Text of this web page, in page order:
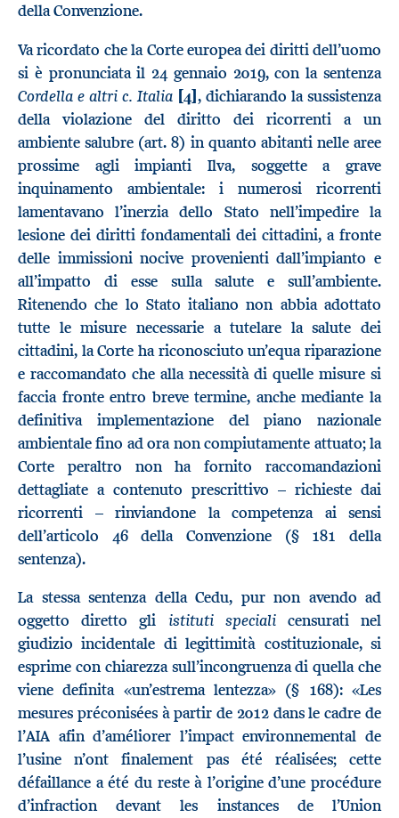
della Convenzione.
Va ricordato che la Corte europea dei diritti dell’uomo
si è pronunciata il 24 gennaio 2019, con la sentenza
Cordella e altri c. Italia [4], dichiarando la sussistenza
della violazione del diritto dei ricorrenti a un
ambiente salubre (art. 8) in quanto abitanti nelle aree
prossime agli impianti Ilva, soggette a grave
inquinamento ambientale: i numerosi ricorrenti
lamentavano l’inerzia dello Stato nell’impedire la
lesione dei diritti fondamentali dei cittadini, a fronte
delle immissioni nocive provenienti dall’impianto e
all’impatto di esse sulla salute e sull’ambiente.
Ritenendo che lo Stato italiano non abbia adottato
tutte le misure necessarie a tutelare la salute dei
cittadini, la Corte ha riconosciuto un’equa riparazione
e raccomandato che alla necessità di quelle misure si
faccia fronte entro breve termine, anche mediante la
definitiva implementazione del piano nazionale
ambientale fino ad ora non compiutamente attuato; la
Corte peraltro non ha fornito raccomandazioni
dettagliate a contenuto prescrittivo – richieste dai
ricorrenti – rinviandone la competenza ai sensi
dell’articolo 46 della Convenzione (§ 181 della
sentenza).
La stessa sentenza della Cedu, pur non avendo ad
oggetto diretto gli istituti specialicensurati nel
giudizio incidentale di legittimità costituzionale, si
esprime con chiarezza sull’incongruenza di quella che
viene definita «un’estrema lentezza» (§ 168): «Les
mesures préconisées à partir de 2012 dans le cadre de
l’AIA afin d’améliorer l’impact environnemental de
l’usine n’ont finalement pas été réalisées; cette
défaillance a été du reste à l’origine d’une procédure
d’infraction devant les instances de l’Union